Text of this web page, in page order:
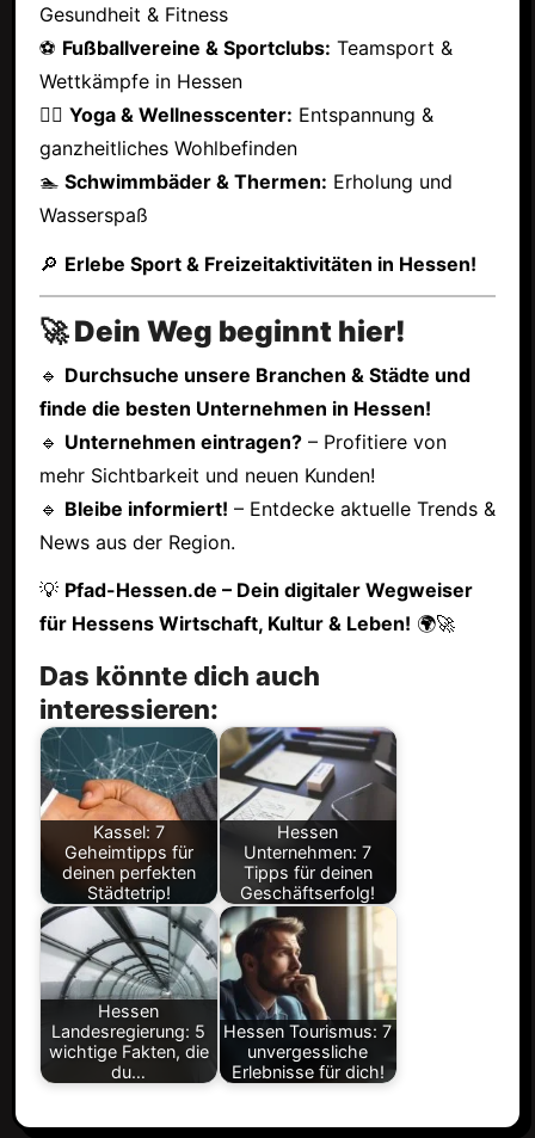
Gesundheit & Fitness
⚽ Fußballvereine & Sportclubs: Teamsport &
Wettkämpfe in Hessen
🧘‍♂️ Yoga & Wellnesscenter: Entspannung &
ganzheitliches Wohlbefinden
🏊 Schwimmbäder & Thermen: Erholung und
Wasserspaß
🔎 Erlebe Sport & Freizeitaktivitäten in Hessen!
🚀 Dein Weg beginnt hier!
🔹 Durchsuche unsere Branchen & Städte und
finde die besten Unternehmen in Hessen!
🔹 Unternehmen eintragen?– Profitiere von
mehr Sichtbarkeit und neuen Kunden!
🔹 Bleibe informiert! – Entdecke aktuelle Trends &
News aus der Region.
💡 Pfad-Hessen.de – Dein digitaler Wegweiser
für Hessens Wirtschaft, Kultur & Leben! 🌍🚀
Das könnte dich auch
interessieren:
Kassel: 7
Geheimtipps für
deinen perfekten
Städtetrip!
Hessen
Unternehmen: 7
Tipps für deinen
Geschäftserfolg!
Hessen
Landesregierung: 5
wichtige Fakten, die
du…
Hessen Tourismus: 7
unvergessliche
Erlebnisse für dich!